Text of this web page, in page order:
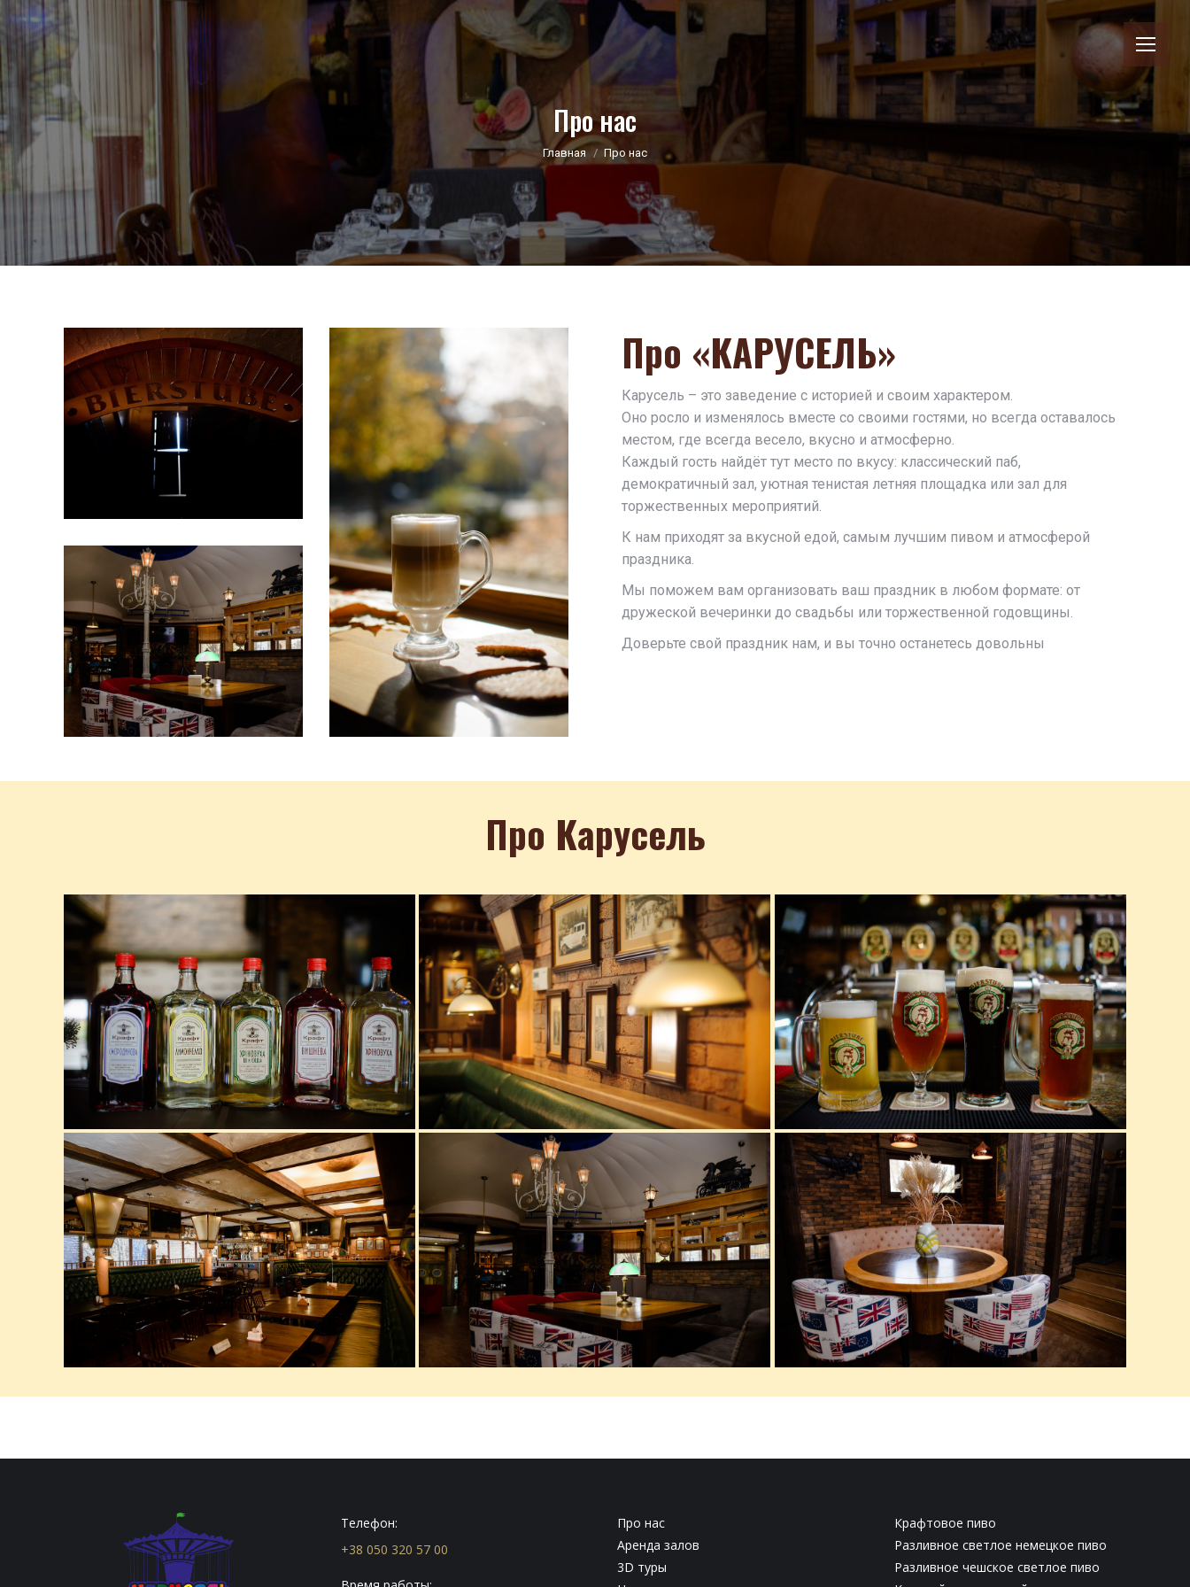
Про нас
You are here:
Главная Про нас
Про «КАРУСЕЛЬ»
Карусель – это заведение с историей и своим характером.
Оно росло и изменялось вместе со своими гостями, но всегда оставалось
местом, где всегда весело, вкусно и атмосферно.
Каждый гость найдёт тут место по вкусу: классический паб,
демократичный зал, уютная тенистая летняя площадка или зал для
торжественных мероприятий.
К нам приходят за вкусной едой, самым лучшим пивом и атмосферой
праздника.
Мы поможем вам организовать ваш праздник в любом формате: от
дружеской вечеринки до свадьбы или торжественной годовщины.
Доверьте свой праздник нам, и вы точно останетесь довольны
Про Карусель
Телефон:
+38 050 320 57 00
Про нас
Аренда залов
3D туры
Крафтовое пиво
Разливное светлое немецкое пиво
Разливное чешское светлое пиво